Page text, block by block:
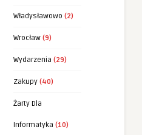
Władysławowo (2)
Wrocław (9)
Wydarzenia (29)
Zakupy (40)
Żarty Dla
Informatyka (10)